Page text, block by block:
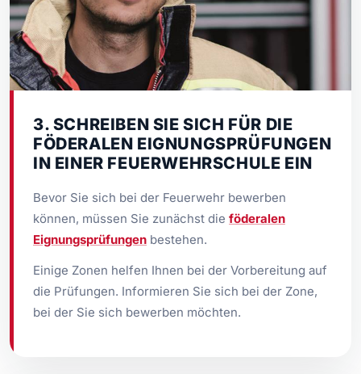
3. SCHREIBEN SIE SICH FÜR DIE
FÖDERALEN EIGNUNGSPRÜFUNGEN
IN EINER FEUERWEHRSCHULE EIN
Bevor Sie sich bei der Feuerwehr bewerben
können, müssen Sie zunächst die föderalen
Eignungsprüfungen bestehen.
Einige Zonen helfen Ihnen bei der Vorbereitung auf
die Prüfungen. Informieren Sie sich bei der Zone,
bei der Sie sich bewerben möchten.